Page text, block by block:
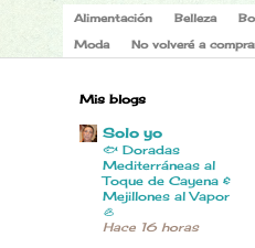
Alimentación Belleza
Moda
No volveré a
Mis blogs
Solo yo
🐟 Doradas
Mediterráneas al
Toque de Cayena &
Mejillones al Vapor
🦪
Hace 16 horas